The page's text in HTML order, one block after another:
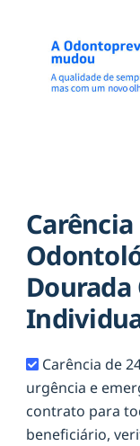
Carência de
urgência e
contrato para
beneficiário,